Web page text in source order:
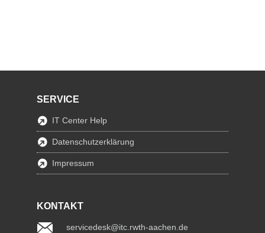
SERVICE
IT Center Help
Datenschutzerklärung
Impressum
KONTAKT
servicedesk@itc.rwth-aachen.de